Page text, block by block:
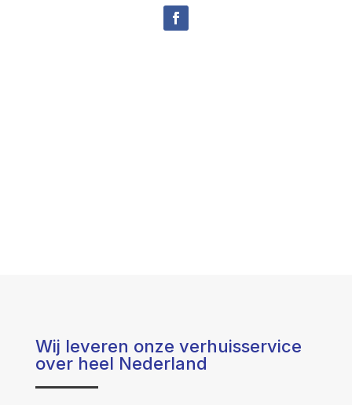
Wij leveren onze verhuisservice
over heel Nederland